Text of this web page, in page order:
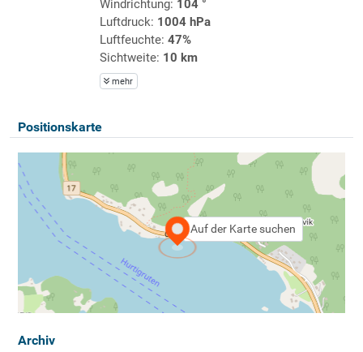
Windrichtung: 104 °
Luftdruck: 1004 hPa
Luftfeuchte: 47%
Sichtweite: 10 km
mehr
Positionskarte
Auf der Karte suchen
Archiv